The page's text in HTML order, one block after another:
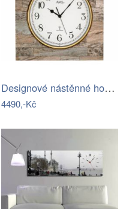
Designové nástěnné hodiny 5567 AMS…
4490,-Kč